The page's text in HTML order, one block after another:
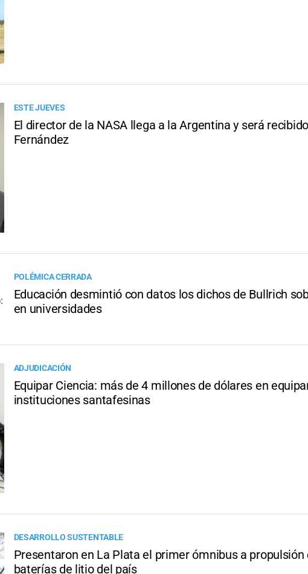
ESTE JUEVES
El director de la NASA llega a la Argentina y será
Fernández
POLÉMICA CERRADA
Educación desmintió con datos los dichos de Bullrich
en universidades
ADJUDICACIÓN
Equipar Ciencia: más de 4 millones de dólares en
instituciones santafesinas
DESARROLLO SUSTENTABLE
Presentaron en La Plata el primer ómnibus a
baterías de litio del país